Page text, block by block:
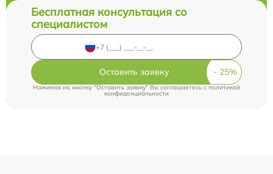
Бесплатная консультация со
специалистом
Оставить заявку
Нажимая на кнопку "Оставить заявку" Вы соглашаетесь cполитикой
конфиденциальности